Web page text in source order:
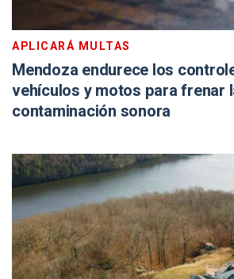
APLICARÁ MULTAS
Mendoza endurece los
vehículos y motos para frenar
contaminación sonora